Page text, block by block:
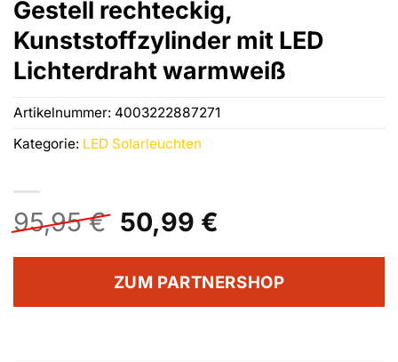
Gestell rechteckig,
Kunststoffzylinder mit LED
Lichterdraht warmweiß
95,95€ Ursprünglicher
Preis
war:
95,95 €
50,99 €
ist:
50,99 €.
ZUM PARTNERSHOP
Artikelnummer: 4003222887271
Kategorie: LED Solarleuchten